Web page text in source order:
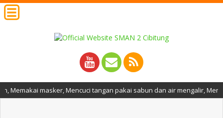
Mencuci tangan pakai sabun dan air mengalir, Menjaga jarak,